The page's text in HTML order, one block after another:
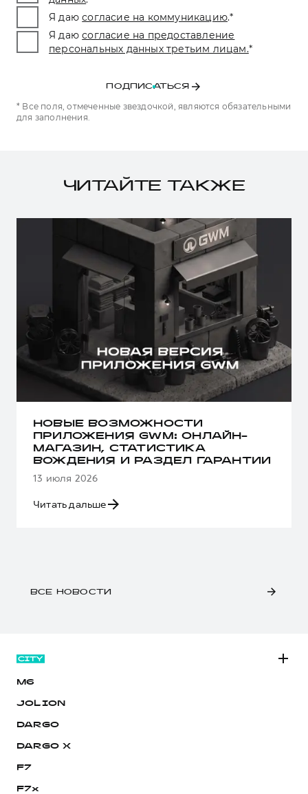
Я даю согласие на коммуникацию.*
Я даю согласие на предоставление
персональных данных третьим лицам.*
ПОДПИСАТЬСЯ
* Все поля, отмеченные звездочкой, являются обязательными
для заполнения.
ЧИТАЙТЕ ТАКЖЕ
НОВЫЕ ВОЗМОЖНОСТИ
ПРИЛОЖЕНИЯ GWM: ОНЛАЙН-
МАГАЗИН, СТАТИСТИКА
ВОЖДЕНИЯ И РАЗДЕЛ ГАРАНТИИ
13 июля 2026
Читать дальше
ВСЕ НОВОСТИ
M6
JOLION
DARGO
DARGO Х
F7
F7x